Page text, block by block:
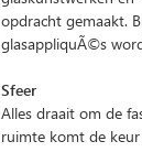
opdracht gemaakt.
glasappliquÃ©s
Sfeer
Alles draait om de
ruimte komt de